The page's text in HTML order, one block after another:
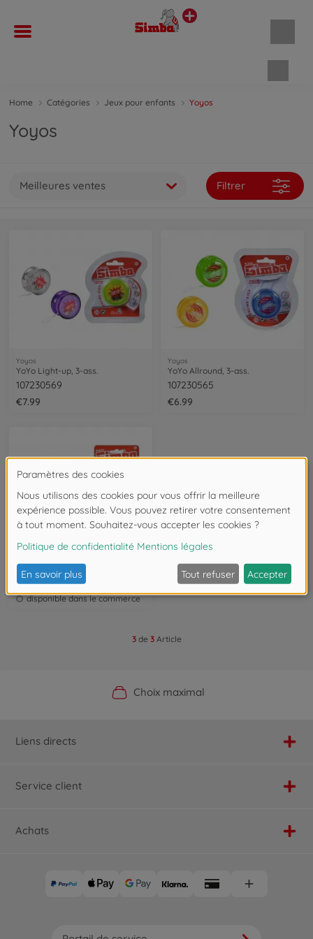
Home Catégories Jeux pour enfants Yoyos
Yoyos
Meilleures ventes Filtrer
Yoyos
YoYo Light-up, 3-ass.
107230569
€7.99
Yoyos
YoYo Allround, 3-ass.
107230565
€6.99
YoYo Soft
107236128
disponible dans le commerce
3de 3Article
Boutique officielle du fabricant
Choix maximal
Service personnalisé
Livraison rapide
Liens directs
Service client
Achats